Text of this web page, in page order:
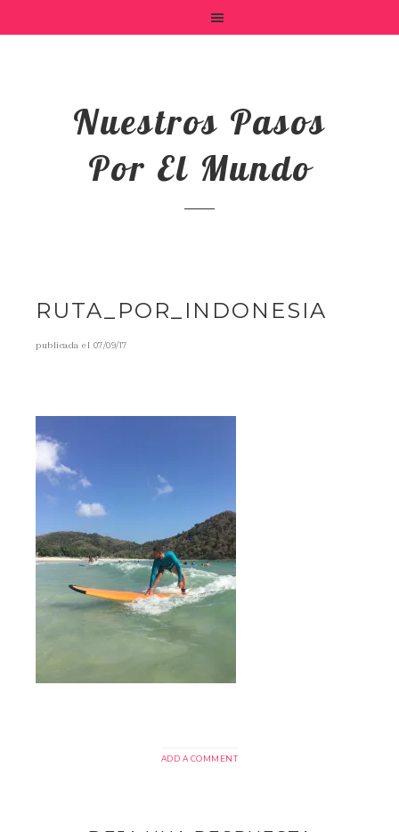
Nuestros Pasos
Por El Mundo
RUTA_POR_INDONESIA
publicada el 07/09/17
ADD A COMMENT